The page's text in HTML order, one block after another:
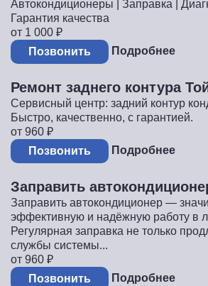
Автокондиционеры | Заправка |
Гарантия качества
от 1 000 ₽
Позвонить
Подробнее
Ремонт заднего контура
Сервисный центр: задний контур
Быстро, качественно, с гарантией.
от 960 ₽
Позвонить
Подробнее
Заправить
Заправить автокондиционер —
эффективную и надёжную работу в
Регулярная заправка не только
службы системы...
от 960 ₽
Позвонить
Подробнее